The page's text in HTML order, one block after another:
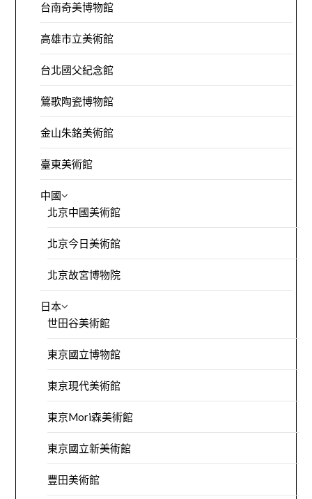
台南奇美博物館
高雄市立美術館
台北國父紀念館
鶯歌陶瓷博物館
金山朱銘美術館
臺東美術館
中國
北京中國美術館
北京今日美術館
北京故宮博物院
日本
世田谷美術館
東京國立博物館
東京現代美術館
東京Mori森美術館
東京國立新美術館
豐田美術館